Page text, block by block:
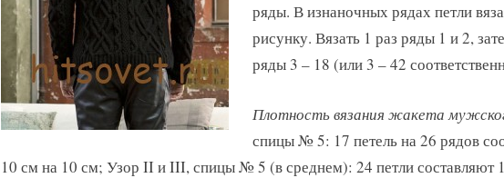
ряды. В изнаночных рядах петли
рисунку. Вязать 1 раз ряды 1 и 2,
ряды 3 – 18 (или 3 – 42
Плотность вязания жакета
спицы № 5: 17 петель на 26 рядов
10 см на 10 см; Узор II и III, спицы № 5 (в среднем): 24 петли составляют